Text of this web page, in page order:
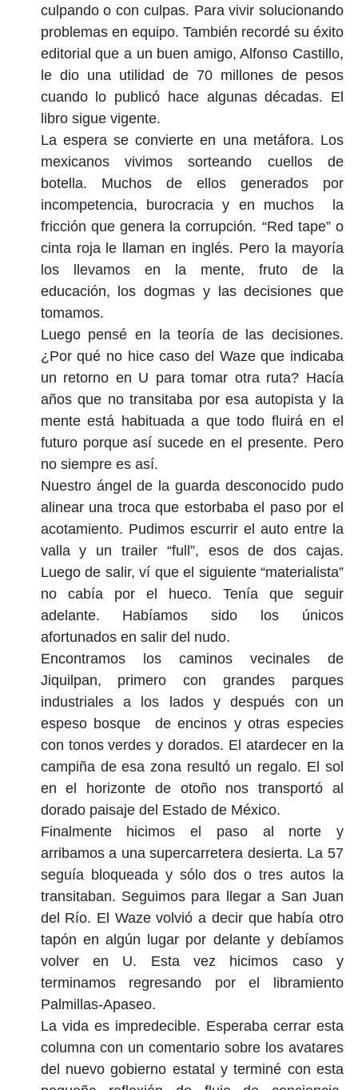
culpando o con culpas. Para vivir solucionando
problemas en equipo. También recordé su éxito
editorial que a un buen amigo, Alfonso Castillo,
le dio una utilidad de 70 millones de pesos
cuando lo publicó hace algunas décadas. El
libro sigue vigente.
La espera se convierte en una metáfora. Los
mexicanos vivimos sorteando cuellos de
botella. Muchos de ellos generados por
incompetencia, burocracia y en muchos la
fricción que genera la corrupción. “Red tape” o
cinta roja le llaman en inglés. Pero la mayoría
los llevamos en la mente, fruto de la
educación, los dogmas y las decisiones que
tomamos.
Luego pensé en la teoría de las decisiones.
¿Por qué no hice caso del Waze que indicaba
un retorno en U para tomar otra ruta? Hacía
años que no transitaba por esa autopista y la
mente está habituada a que todo fluirá en el
futuro porque así sucede en el presente. Pero
no siempre es así.
Nuestro ángel de la guarda desconocido pudo
alinear una troca que estorbaba el paso por el
acotamiento. Pudimos escurrir el auto entre la
valla y un trailer “full”, esos de dos cajas.
Luego de salir, ví que el siguiente “materialista”
no cabía por el hueco. Tenía que seguir
adelante. Habíamos sido los únicos
afortunados en salir del nudo.
Encontramos los caminos vecinales de
Jiquilpan, primero con grandes parques
industriales a los lados y después con un
espeso bosque de encinos y otras especies
con tonos verdes y dorados. El atardecer en la
campiña de esa zona resultó un regalo. El sol
en el horizonte de otoño nos transportó al
dorado paisaje del Estado de México.
Finalmente hicimos el paso al norte y
arribamos a una supercarretera desierta. La 57
seguía bloqueada y sólo dos o tres autos la
transitaban. Seguimos para llegar a San Juan
del Río. El Waze volvió a decir que había otro
tapón en algún lugar por delante y debíamos
volver en U. Esta vez hicimos caso y
terminamos regresando por el libramiento
Palmillas-Apaseo.
La vida es impredecible. Esperaba cerrar esta
columna con un comentario sobre los avatares
del nuevo gobierno estatal y terminé con esta